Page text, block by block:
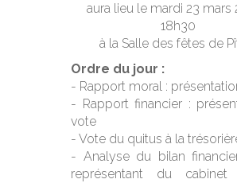
aura lieu le mardi 23 mars
18h30
à la Salle des fêtes de
Ordre du jour :
- Rapport moral :
- Rapport financier :
vote
- Vote du quitus à la
- Analyse du bilan
représentant du cabinet